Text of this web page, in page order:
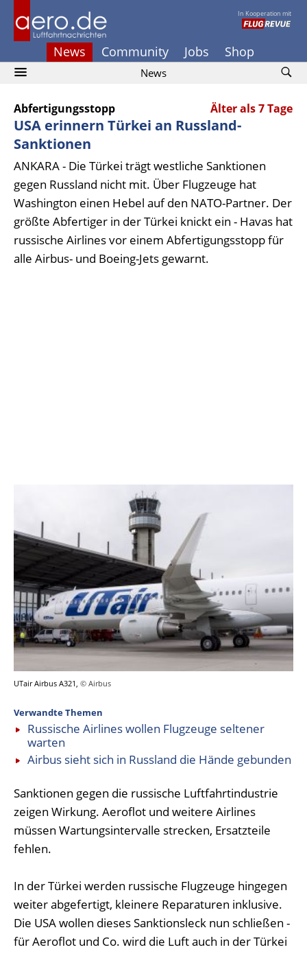
In Kooperation mit
News Community Jobs Shop
News
Abfertigungsstopp Älter als 7 Tage
USA erinnern Türkei an Russland-
Sanktionen
ANKARA - Die Türkei trägt westliche Sanktionen
gegen Russland nicht mit. Über Flugzeuge hat
Washington einen Hebel auf den NATO-Partner. Der
größte Abfertiger in der Türkei knickt ein - Havas hat
russische Airlines vor einem Abfertigungsstopp für
alle Airbus- und Boeing-Jets gewarnt.
UTair Airbus A321, © Airbus
Verwandte Themen
Russische Airlines wollen Flugzeuge seltener
warten
Airbus sieht sich in Russland die Hände gebunden
Sanktionen gegen die russische Luftfahrtindustrie
zeigen Wirkung. Aeroflot und weitere Airlines
müssen Wartungsintervalle strecken, Ersatzteile
fehlen.
In der Türkei werden russische Flugzeuge hingegen
weiter abgefertigt, kleinere Reparaturen inklusive.
Die USA wollen dieses Sanktionsleck nun schließen -
für Aeroflot und Co. wird die Luft auch in der Türkei